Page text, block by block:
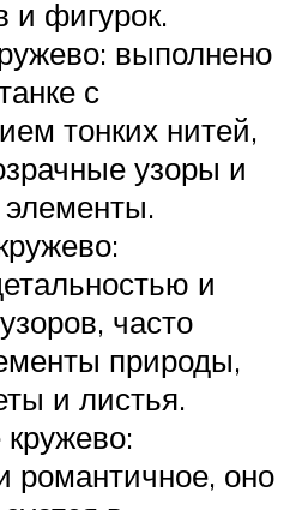
и фигурок.
выполнено
с
тонких нитей,
узоры и
элементы.
и
часто
природы,
и листья.
романтичное, оно